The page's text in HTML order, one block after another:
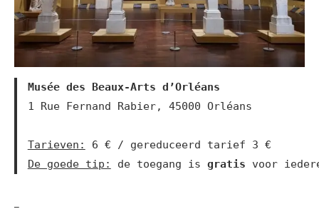
Musée des Beaux-Arts d’Orléans
1 Rue Fernand Rabier, 45000 Orléans
Tarieven:
De goede tip:
de toegang is gratis voor